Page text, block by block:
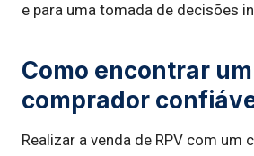
e para uma tomada de decisões
Como encontrar um
comprador
Realizar a venda de RPV com um